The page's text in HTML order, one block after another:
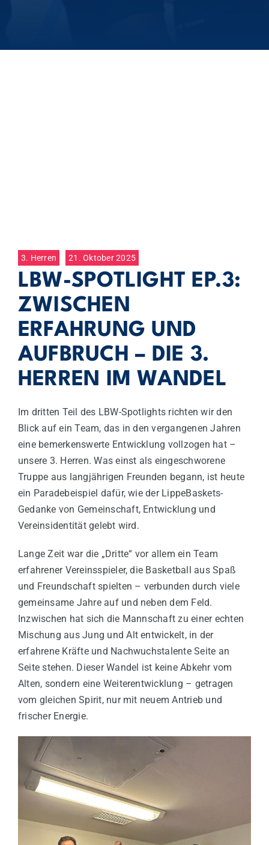
3. Herren 21. Oktober 2025
LBW-SPOTLIGHT EP.3:
ZWISCHEN
ERFAHRUNG UND
AUFBRUCH – DIE 3.
HERREN IM WANDEL
Im dritten Teil des LBW-Spotlights richten wir den
Blick auf ein Team, das in den vergangenen Jahren
eine bemerkenswerte Entwicklung vollzogen hat –
unsere 3. Herren. Was einst als eingeschworene
Truppe aus langjährigen Freunden begann, ist heute
ein Paradebeispiel dafür, wie der LippeBaskets-
Gedanke von Gemeinschaft, Entwicklung und
Vereinsidentität gelebt wird.
Lange Zeit war die „Dritte“ vor allem ein Team
erfahrener Vereinsspieler, die Basketball aus Spaß
und Freundschaft spielten – verbunden durch viele
gemeinsame Jahre auf und neben dem Feld.
Inzwischen hat sich die Mannschaft zu einer echten
Mischung aus Jung und Alt entwickelt, in der
erfahrene Kräfte und Nachwuchstalente Seite an
Seite stehen. Dieser Wandel ist keine Abkehr vom
Alten, sondern eine Weiterentwicklung – getragen
vom gleichen Spirit, nur mit neuem Antrieb und
frischer Energie.